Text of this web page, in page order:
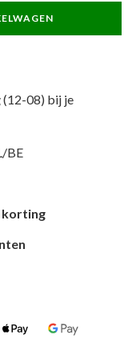
(12-08) bij je
BE